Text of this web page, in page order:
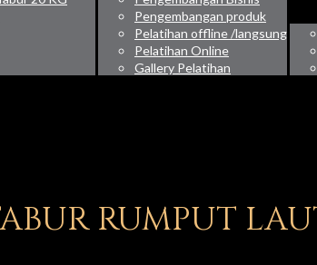
Pengembangan produk
Pelatihan offline /langsung
Pelatihan Online
Gallery Pelatihan
RUMPUT